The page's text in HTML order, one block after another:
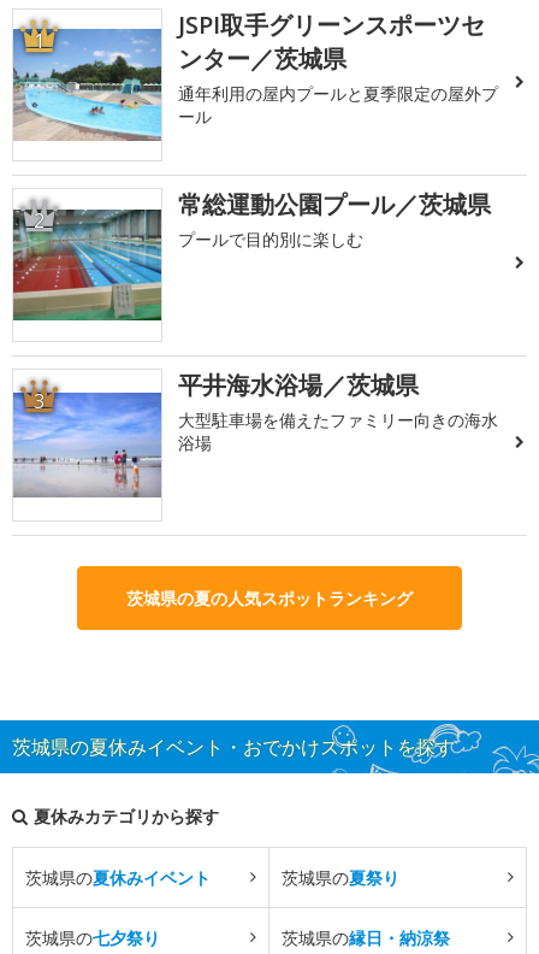
1
JSPI取手グリーンスポーツセ
ンター／茨城県
通年利用の屋内プールと夏季限定の屋外プ
ール
2 常総運動公園プール／茨城県
プールで目的別に楽しむ
3 平井海水浴場／茨城県
大型駐車場を備えたファミリー向きの海水
浴場
茨城県の夏の人気スポットランキング
茨城県の夏休みイベント・おでかけスポットを探す
夏休みカテゴリから探す
茨城県の夏休みイベント 茨城県の夏祭り
茨城県の七夕祭り 茨城県の縁日・納涼祭